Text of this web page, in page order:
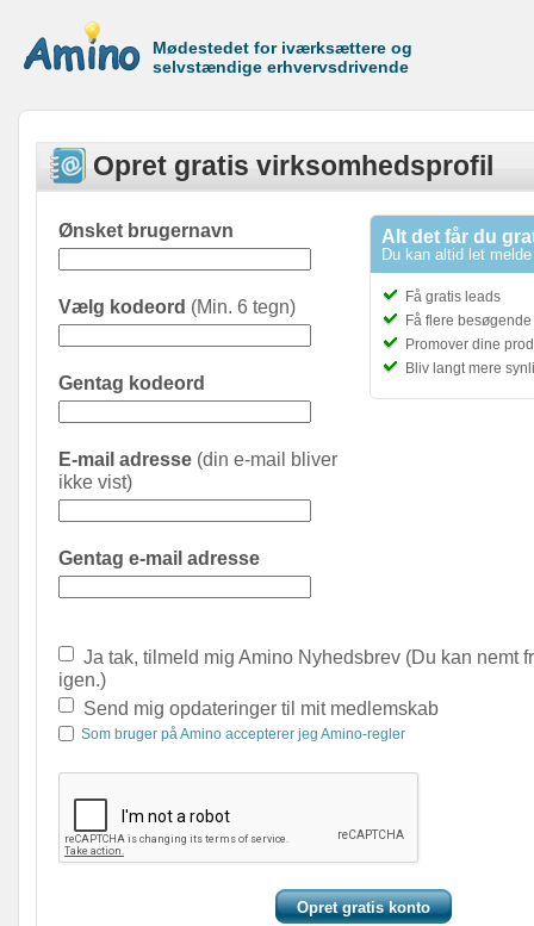
Mødestedet for iværksættere og
selvstændige erhvervsdrivende
Opret gratis virksomhedsprofil
Alt det får du
Du kan altid let
Få gratis leads
Få flere
Promover dine
Bliv langt mere
Ønsket brugernavn
Vælg kodeord (Min. 6 tegn)
Gentag kodeord
E-mail adresse (din e-mail bliver
ikke vist)
Gentag e-mail adresse
Ja tak, tilmeld mig Amino Nyhedsbrev (Du kan nemt
igen.)
Send mig opdateringer til mit medlemskab
Som bruger på Amino accepterer jeg Amino-regler